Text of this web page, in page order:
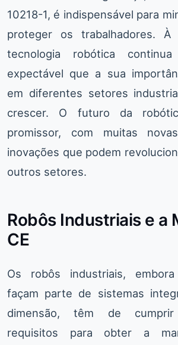
10218-1, é indispensável para
proteger os trabalhadores.
tecnologia robótica
expectável que a sua
em diferentes setores
crescer. O futuro da
promissor, com muitas
inovações que podem
outros setores.
Robôs Industriais e a
CE
Os robôs industriais,
façam parte de sistemas
dimensão, têm de cumprir
requisitos para obter a